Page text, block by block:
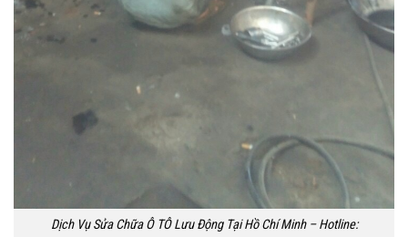
Dịch Vụ Sửa Chữa Ô TÔ Lưu Động Tại Hồ Chí Minh – Hotline: